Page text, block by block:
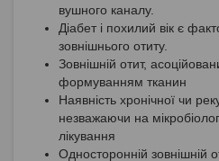
вушного каналу.
Діабет і похилий вік є
зовнішнього отиту.
Зовнішній отит,
формуванням тканин
Наявність хронічної чи
незважаючи на
лікування
Односторонній зовнішній